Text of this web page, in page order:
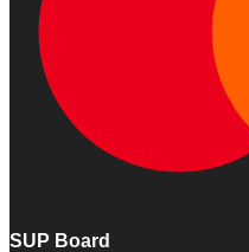
SUP Board